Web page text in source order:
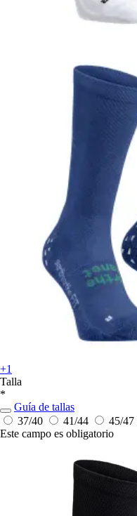
+1
Talla
*
Guía de tallas
37/40
41/44 45/47
Este campo es obligatorio